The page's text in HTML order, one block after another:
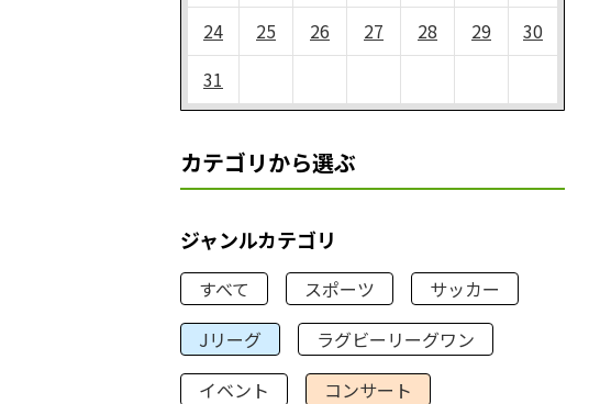
24
25 26 27 28 29
30
31
カテゴリから選ぶ
ジャンルカテゴリ
すべて スポーツ
サッカー
Jリーグ
ラグビーリーグワン
イベント
コンサート